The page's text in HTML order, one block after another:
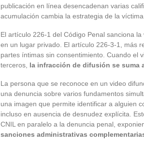
publicación en línea desencadenan varias
acumulación cambia la estrategia de la víctima.
El artículo 226-1 del Código Penal sanciona
en un lugar privado. El artículo 226-3-1, más
partes íntimas sin consentimiento. Cuando el
terceros, la infracción de difusión se suma
La persona que se reconoce en un video
una denuncia sobre varios fundamentos
una imagen que permite identificar a alguien
incluso en ausencia de desnudez explícita.
CNIL en paralelo a la denuncia penal,
sanciones administrativas